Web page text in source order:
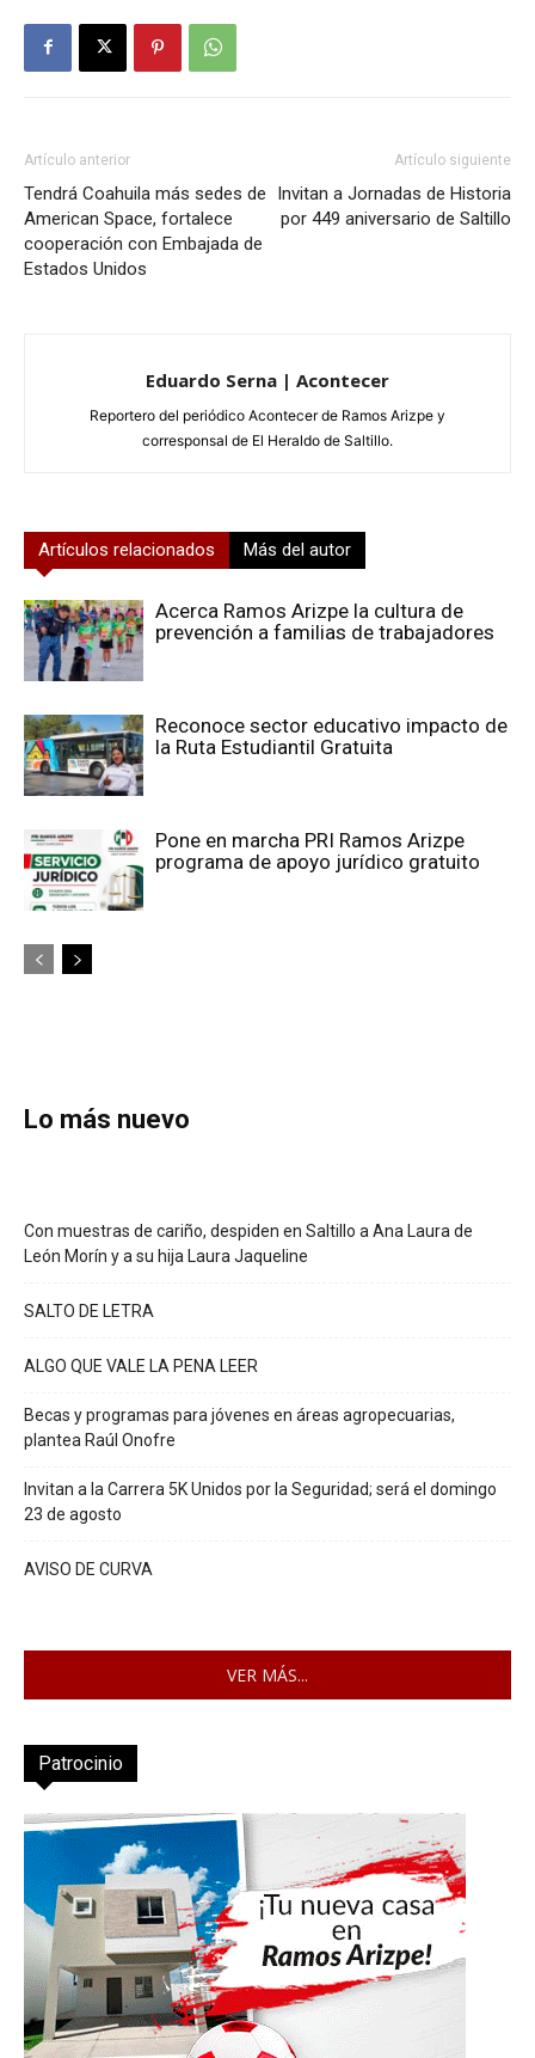
Artículo anterior
Tendrá Coahuila más sedes de
American Space, fortalece
cooperación con Embajada de
Estados Unidos
Artículo siguiente
Invitan a Jornadas de Historia
por 449 aniversario de Saltillo
Eduardo Serna | Acontecer
Reportero del periódico Acontecer de Ramos Arizpe y
corresponsal de El Heraldo de Saltillo.
Artículos relacionados Más del autor
Acerca Ramos Arizpe la cultura de
prevención a familias de trabajadores
Reconoce sector educativo impacto de
la Ruta Estudiantil Gratuita
Pone en marcha PRI Ramos Arizpe
programa de apoyo jurídico gratuito
Lo más nuevo
Con muestras de cariño, despiden en Saltillo a Ana Laura de
León Morín y a su hija Laura Jaqueline
SALTO DE LETRA
ALGO QUE VALE LA PENA LEER
Becas y programas para jóvenes en áreas agropecuarias,
plantea Raúl Onofre
Invitan a la Carrera 5K Unidos por la Seguridad; será el domingo
23 de agosto
AVISO DE CURVA
VER MÁS...
Patrocinio